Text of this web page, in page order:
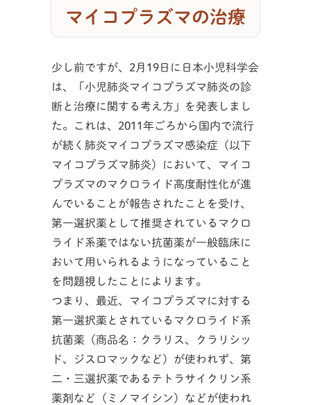
マイコプラズマの治療
少し前ですが、2月19日に日本小児科学会
は、「小児肺炎マイコプラズマ肺炎の診
断と治療に関する考え方」を発表しまし
た。これは、2011年ごろから国内で流行
が続く肺炎マイコプラズマ感染症（以下
マイコプラズマ肺炎）において、マイコ
プラズマのマクロライド高度耐性化が進
んでいることが報告されたことを受け、
第一選択薬として推奨されているマクロ
ライド系薬ではない抗菌薬が一般臨床に
おいて用いられるようになっていること
を問題視したことによります。
つまり、最近、マイコプラズマに対する
第一選択薬とされているマクロライド系
抗菌薬（商品名：クラリス、クラリシッ
ド、ジスロマックなど）が使われず、第
二・三選択薬であるテトラサイクリン系
薬剤など（ミノマイシン）などが使われ